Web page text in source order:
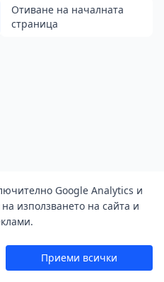
Отиване на началната
страница
Google Analytics и
използването на сайта и
Приеми всички